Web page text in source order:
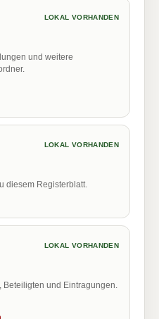
LOKAL VORHANDEN
und weitere
LOKAL VORHANDEN
diesem Registerblatt.
LOKAL VORHANDEN
Beteiligten und Eintragungen.